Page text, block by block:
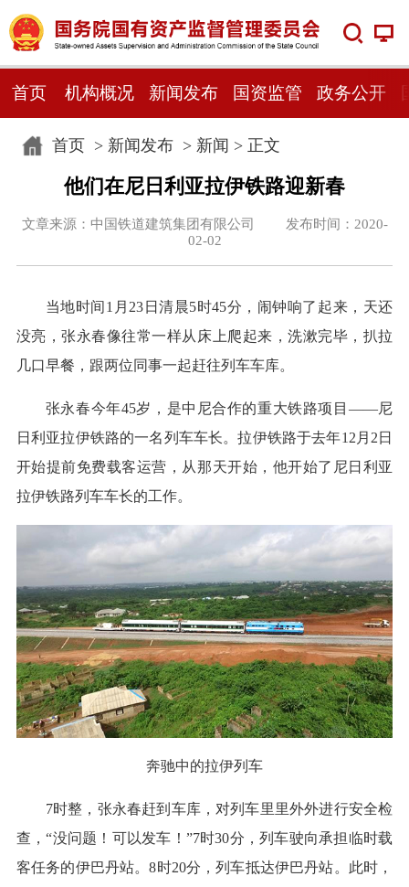
首页 机构概况 新闻发布 国资监管 政务公开
首页> 新闻发布> 新闻 > 正文
他们在尼日利亚拉伊铁路迎新春
文章来源：中国铁道建筑集团有限公司 发布时间：2020-
02-02
当地时间1月23日清晨5时45分，闹钟响了起来，天还
没亮，张永春像往常一样从床上爬起来，洗漱完毕，扒拉
几口早餐，跟两位同事一起赶往列车车库。
张永春今年45岁，是中尼合作的重大铁路项目——尼
日利亚拉伊铁路的一名列车车长。拉伊铁路于去年12月2日
开始提前免费载客运营，从那天开始，他开始了尼日利亚
拉伊铁路列车车长的工作。
奔驰中的拉伊列车
7时整，张永春赶到车库，对列车里里外外进行安全检
查，“没问题！可以发车！”7时30分，列车驶向承担临时载
客任务的伊巴丹站。8时20分，列车抵达伊巴丹站。此时，